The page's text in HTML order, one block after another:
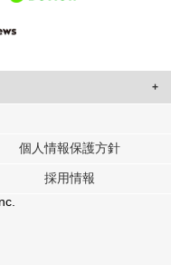
合わせたコンテンツや広告の
に提供しています。
ナーに提供した他の情報や、
きに収集した他の情報を組み
個人情報保護方針
採用情報